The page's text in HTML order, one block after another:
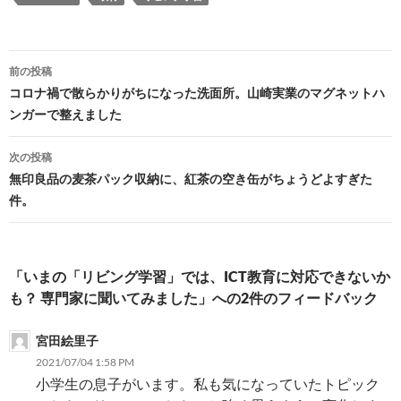
投
稿
ナ
ビ
ゲ
ー
ョ
ン
前の投稿
コロナ禍で散らかりがちになった洗面所。山崎実業のマグネットハ
ンガーで整えました
次の投稿
無印良品の麦茶パック収納に、紅茶の空き缶がちょうどよすぎた
件。
「いまの「リビング学習」では、ICT教育に対応できないか
も？ 専門家に聞いてみました」への2件のフィードバック
宮田絵里子
2021/07/04 1:58 PM
小学生の息子がいます。私も気になっていたトピック